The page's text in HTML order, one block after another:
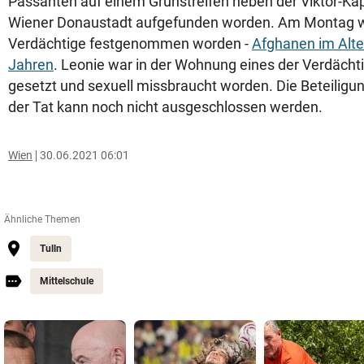
Wiener Donaustadt aufgefunden worden. Am Montag
Verdächtige festgenommen worden -Afghanen im
Jahren. Leonie war in der Wohnung eines der
gesetzt und sexuell missbraucht worden. Die
der Tat kann noch nicht ausgeschlossen werden.
Wien 30.06.2021 06:01
Ähnliche Themen
Tulln
Mittelschule